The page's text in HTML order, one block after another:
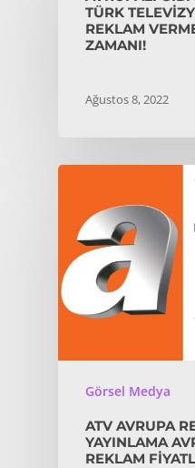
TÜRK
REKLAM
ZAMANI!
Ağustos 8, 2022
Görsel Medya
ATV AVRUPA
YAYINLAMA
REKLAM